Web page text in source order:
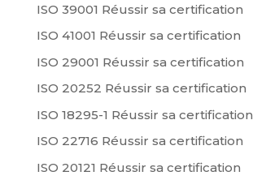
ISO 39001 Réussir sa certification
ISO 41001 Réussir sa certification
ISO 29001 Réussir sa certification
ISO 20252 Réussir sa certification
ISO 18295-1 Réussir sa certification
ISO 22716 Réussir sa certification
ISO 20121 Réussir sa certification